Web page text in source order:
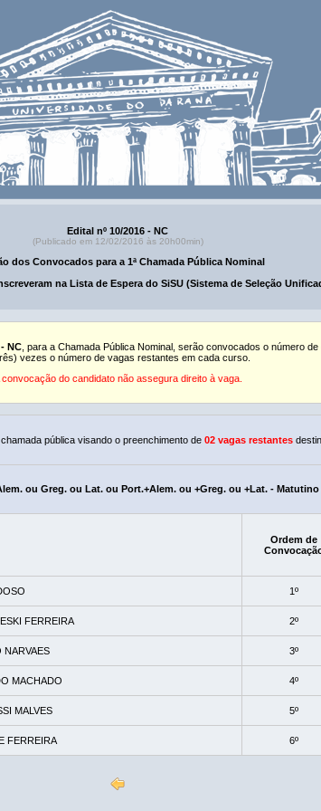
Edital nº 10/2016 - NC
(Publicado em 12/02/2016 às 20h00min)
dos Convocados para a 1ª Chamada Pública Nominal
na Lista de Espera do SiSU (Sistema de Seleção
NC , para a Chamada Pública Nominal, serão convocados o número
vezes o número de vagas restantes em cada curso.
convocação do candidato não assegura direito à vaga.
pública visando o preenchimento de 02 vagas restantes
ou Greg. ou Lat. ou Port.+Alem. ou +Greg. ou +Lat. - Matutino
Ordem de
1º
FERREIRA 2º
NARVAES 3º
MACHADO 4º
MALVES 5º
FERREIRA 6º